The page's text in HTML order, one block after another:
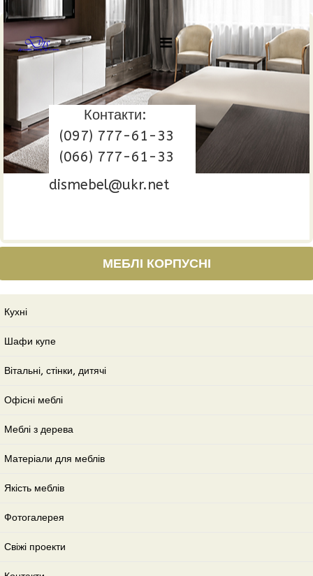
Контакти:
(097) 777-61-33
(066) 777-61-33
dismebel@ukr.net
МЕБЛІ КОРПУСНІ
Кухні
Шафи купе
Вітальні, стінки, дитячі
Офісні меблі
Меблі з дерева
Матеріали для меблів
Якість меблів
Фотогалерея
Свіжі проекти